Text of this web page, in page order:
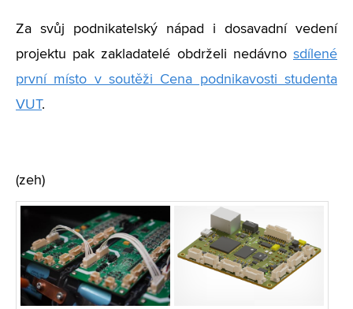
Za svůj podnikatelský nápad i dosavadní vedení
projektu pak zakladatelé obdrželi nedávno sdílené
první místo v soutěži Cena podnikavosti studenta
VUT.
(zeh)